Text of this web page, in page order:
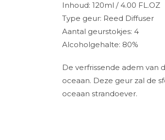
Inhoud: 120ml / 4.00 FL.OZ
Type geur: Reed Diffuser
Aantal geurstokjes: 4
Alcoholgehalte: 80%
De verfrissende adem van
oceaan. Deze geur zal de
oceaan strandoever.